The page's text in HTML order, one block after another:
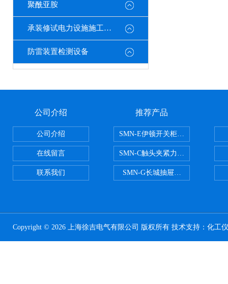
聚酰亚胺
承装修试电力设施施工机具
防雷装置检测设备
公司介绍
公司介绍
在线留言
联系我们
推荐产品
SMN-E伊顿开关柜触头夹紧力检
SMN-C触头夹紧力检测仪
SMN-G长城抽屉开关柜触头夹紧
Copyright © 2026 上海徐吉电气有限公司 版权所有 技术支持： 化工